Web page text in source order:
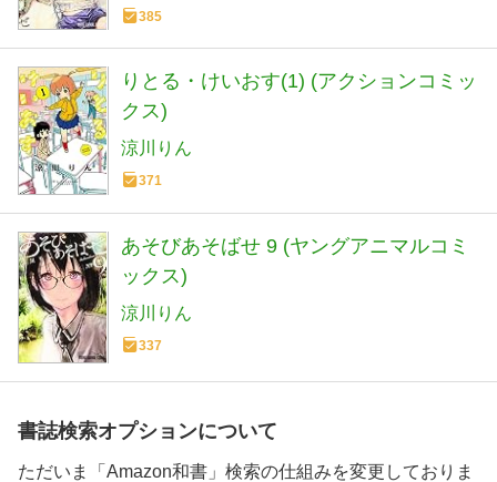
385
りとる・けいおす(1) (アクションコミッ
クス)
涼川りん
371
あそびあそばせ 9 (ヤングアニマルコミ
ックス)
涼川りん
337
書誌検索オプションについて
ただいま「Amazon和書」検索の仕組みを変更しておりま